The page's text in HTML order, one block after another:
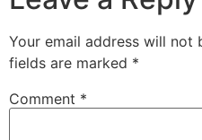
Your email address will not
fields are marked *
Comment *